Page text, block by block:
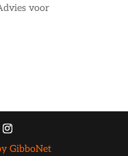
voor
GibboNet